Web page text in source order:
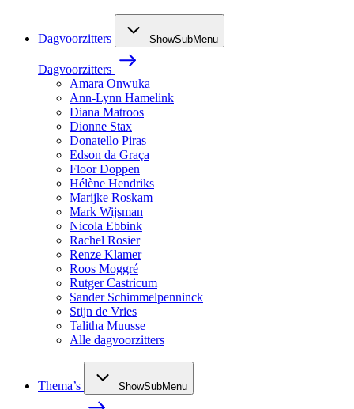
Dagvoorzitters ShowSubMenu
Dagvoorzitters
Amara Onwuka
Ann-Lynn Hamelink
Diana Matroos
Dionne Stax
Donatello Piras
Edson da Graça
Floor Doppen
Hélène Hendriks
Marijke Roskam
Mark Wijsman
Nicola Ebbink
Rachel Rosier
Renze Klamer
Roos Moggré
Rutger Castricum
Sander Schimmelpenninck
Stijn de Vries
Talitha Muusse
Alle dagvoorzitters
Thema’s ShowSubMenu